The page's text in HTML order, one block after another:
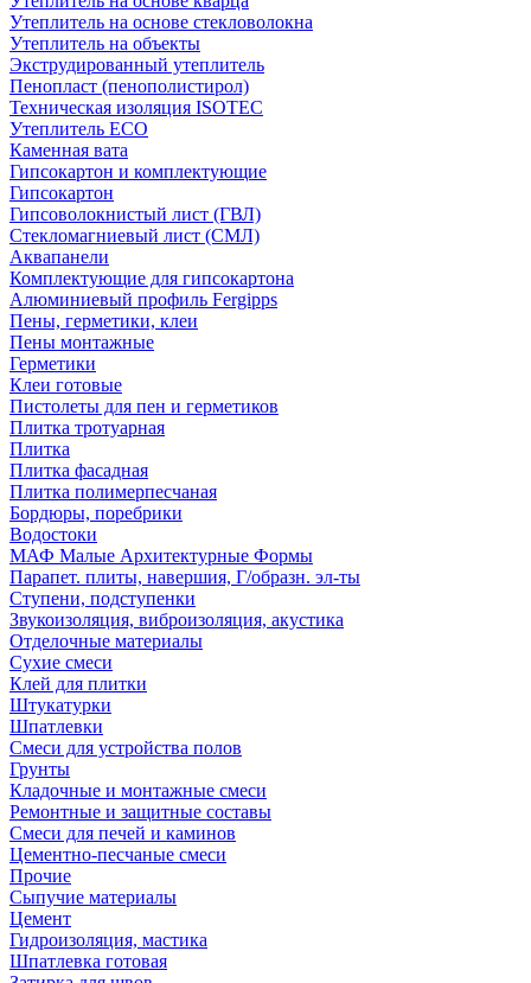
Утеплитель на основе стекловолокна
Утеплитель на объекты
Экструдированный утеплитель
Пенопласт (пенополистирол)
Техническая изоляция ISOTEC
Утеплитель ECO
Каменная вата
Гипсокартон и комплектующие
Гипсокартон
Гипсоволокнистый лист (ГВЛ)
Стекломагниевый лист (СМЛ)
Аквапанели
Комплектующие для гипсокартона
Алюминиевый профиль Fergipps
Пены, герметики, клеи
Пены монтажные
Герметики
Клеи готовые
Пистолеты для пен и герметиков
Плитка тротуарная
Плитка
Плитка фасадная
Плитка полимерпесчаная
Бордюры, поребрики
Водостоки
МАФ Малые Архитектурные Формы
Парапет. плиты, навершия, Г/образн. эл-ты
Ступени, подступенки
Звукоизоляция, виброизоляция, акустика
Отделочные материалы
Сухие смеси
Клей для плитки
Штукатурки
Шпатлевки
Смеси для устройства полов
Грунты
Кладочные и монтажные смеси
Ремонтные и защитные составы
Смеси для печей и каминов
Цементно-песчаные смеси
Прочие
Сыпучие материалы
Цемент
Гидроизоляция, мастика
Шпатлевка готовая